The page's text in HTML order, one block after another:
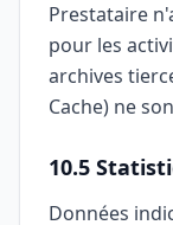
Prestataire
pour les
archives
Cache) ne
10.5
Données